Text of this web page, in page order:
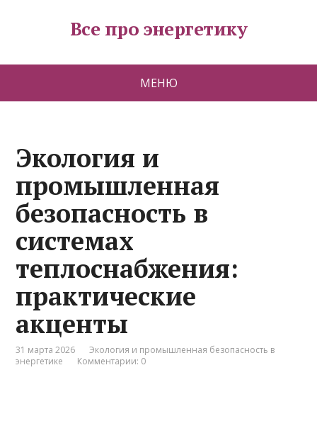
Все про энергетику
МЕНЮ
Экология и
промышленная
безопасность в
системах
теплоснабжения:
практические
акценты
31 марта 2026
Экология и промышленная безопасность в
энергетике
Комментарии: 0